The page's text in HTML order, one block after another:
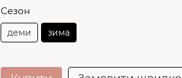
Сезон
деми зима